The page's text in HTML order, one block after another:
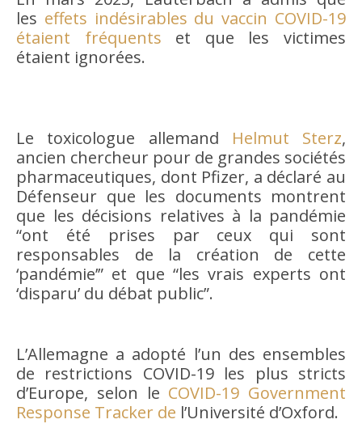
les effets indésirables du vaccin COVID-19
étaient fréquents et que les victimes
étaient ignorées.
Le toxicologue allemand Helmut Sterz,
ancien chercheur pour de grandes sociétés
pharmaceutiques, dont Pfizer, a déclaré au
Défenseur que les documents montrent
que les décisions relatives à la pandémie
“ont été prises par ceux qui sont
responsables de la création de cette
‘pandémie’” et que “les vrais experts ont
‘disparu’ du débat public”.
L’Allemagne a adopté l’un des ensembles
de restrictions COVID-19 les plus stricts
d’Europe, selon le COVID-19 Government
Response Tracker de l’Université d’Oxford.